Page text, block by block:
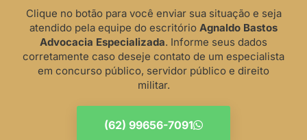
Clique no botão para você enviar sua situação e seja
atendido pela equipe do escritório Agnaldo Bastos
Advocacia Especializada. Informe seus dados
corretamente caso deseje contato de um especialista
em concurso público, servidor público e direito
militar.
(62) 99656-7091